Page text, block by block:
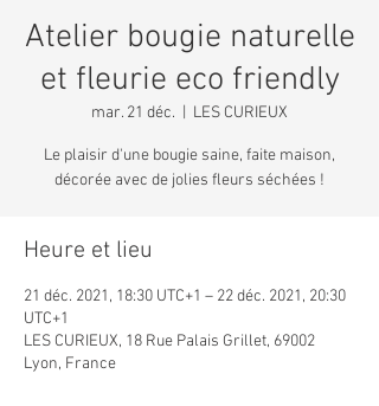
Atelier bougie naturelle
et fleurie eco friendly
mar. 21 déc. LES CURIEUX
Le plaisir d'une bougie saine, faite maison,
décorée avec de jolies fleurs séchées !
Heure et lieu
21 déc. 2021, 18:30 UTC+1 – 22 déc. 2021, 20:30
UTC+1
LES CURIEUX, 18 Rue Palais Grillet, 69002
Lyon, France